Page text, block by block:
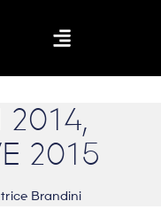
2014,
2015
Brandini